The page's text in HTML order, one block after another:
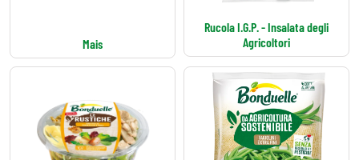
Mais
Rucola I.G.P. - Insalata degli
Agricoltori